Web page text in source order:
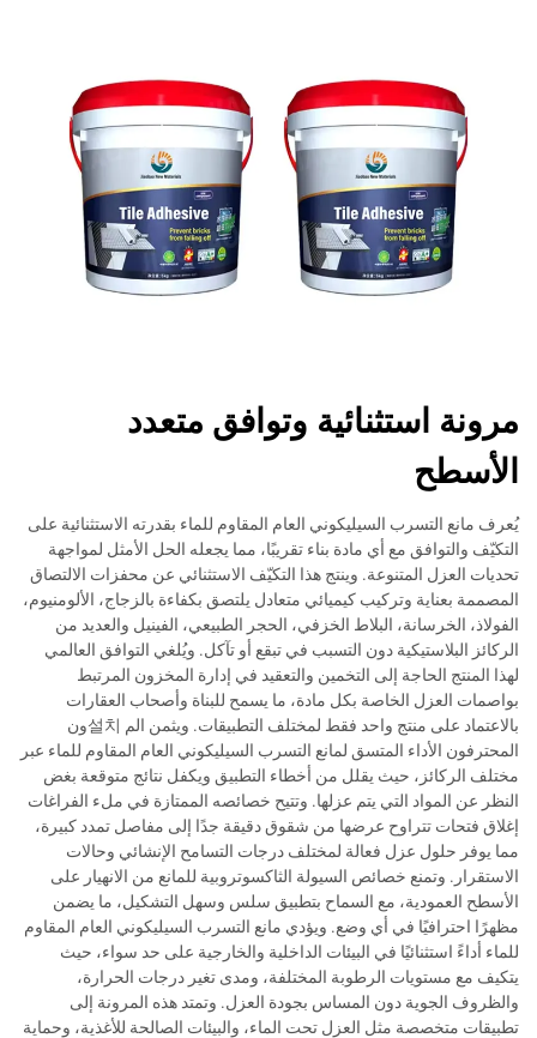
مرونة استثنائية وتوافق متعدد
الأسطح
يُعرف مانع التسرب السيليكوني العام المقاوم للماء بقدرته الاستثنائية على
التكيّف والتوافق مع أي مادة بناء تقريبًا، مما يجعله الحل الأمثل لمواجهة
تحديات العزل المتنوعة. وينتج هذا التكيّف الاستثنائي عن محفزات الالتصاق
المصممة بعناية وتركيب كيميائي متعادل يلتصق بكفاءة بالزجاج، الألومنيوم،
الفولاذ، الخرسانة، البلاط الخزفي، الحجر الطبيعي، الفينيل والعديد من
الركائز البلاستيكية دون التسبب في تبقع أو تآكل. ويُلغي التوافق العالمي
لهذا المنتج الحاجة إلى التخمين والتعقيد في إدارة المخزون المرتبط
بواصمات العزل الخاصة بكل مادة، ما يسمح للبناة وأصحاب العقارات
بالاعتماد على منتج واحد فقط لمختلف التطبيقات. ويثمن الم 설치ون
المحترفون الأداء المتسق لمانع التسرب السيليكوني العام المقاوم للماء عبر
مختلف الركائز، حيث يقلل من أخطاء التطبيق ويكفل نتائج متوقعة بغض
النظر عن المواد التي يتم عزلها. وتتيح خصائصه الممتازة في ملء الفراغات
إغلاق فتحات تتراوح عرضها من شقوق دقيقة جدًا إلى مفاصل تمدد كبيرة،
مما يوفر حلول عزل فعالة لمختلف درجات التسامح الإنشائي وحالات
الاستقرار. وتمنع خصائص السيولة الثاكسوتروبية للمانع من الانهيار على
الأسطح العمودية، مع السماح بتطبيق سلس وسهل التشكيل، ما يضمن
مظهرًا احترافيًا في أي وضع. ويؤدي مانع التسرب السيليكوني العام المقاوم
للماء أداءً استثنائيًا في البيئات الداخلية والخارجية على حد سواء، حيث
يتكيف مع مستويات الرطوبة المختلفة، ومدى تغير درجات الحرارة،
والظروف الجوية دون المساس بجودة العزل. وتمتد هذه المرونة إلى
تطبيقات متخصصة مثل العزل تحت الماء، والبيئات الصالحة للأغذية، وحماية